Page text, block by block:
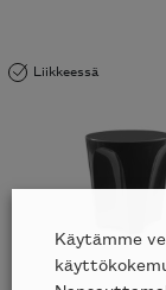
Liikkeessä
Käytämme